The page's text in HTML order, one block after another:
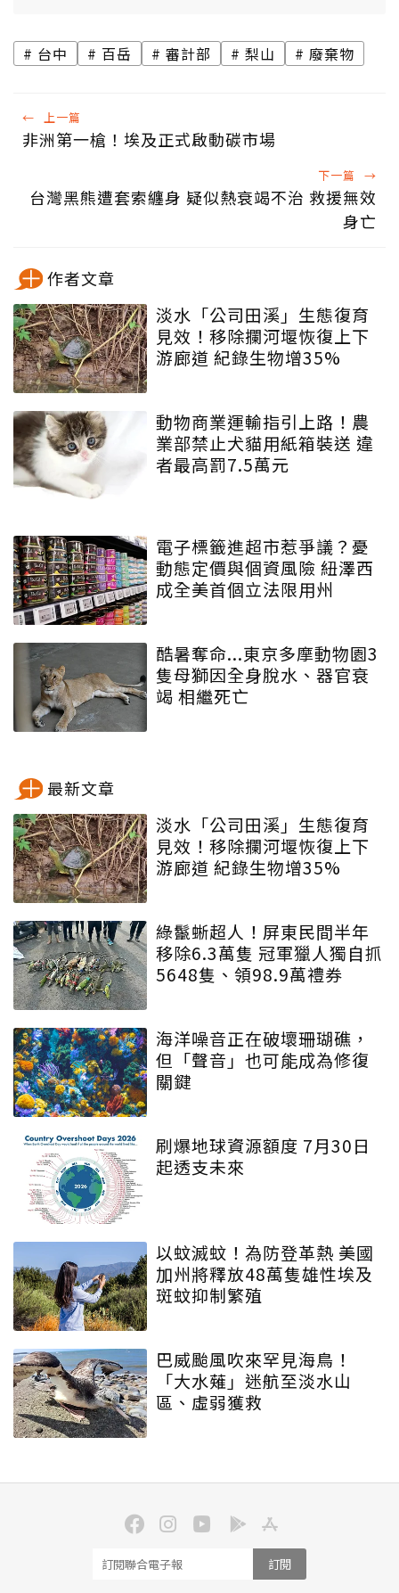
台中 百岳 審計部 梨山 廢棄物
← 上一篇
非洲第一槍！埃及正式啟動碳市場
下一篇 →
台灣黑熊遭套索纏身 疑似熱衰竭不治 救援無效
身亡
作者文章
淡水「公司田溪」生態復育
見效！移除攔河堰恢復上下
游廊道 紀錄生物增35%
動物商業運輸指引上路！農
業部禁止犬貓用紙箱裝送 違
者最高罰7.5萬元
電子標籤進超市惹爭議？憂
動態定價與個資風險 紐澤西
成全美首個立法限用州
酷暑奪命...東京多摩動物園3
隻母獅因全身脫水、器官衰
竭 相繼死亡
最新文章
淡水「公司田溪」生態復育
見效！移除攔河堰恢復上下
游廊道 紀錄生物增35%
綠鬣蜥超人！屏東民間半年
移除6.3萬隻 冠軍獵人獨自抓
5648隻、領98.9萬禮券
海洋噪音正在破壞珊瑚礁，
但「聲音」也可能成為修復
關鍵
刷爆地球資源額度 7月30日
起透支未來
以蚊滅蚊！為防登革熱 美國
加州將釋放48萬隻雄性埃及
斑蚊抑制繁殖
巴威颱風吹來罕見海鳥！
「大水薙」迷航至淡水山
區、虛弱獲救
訂閱